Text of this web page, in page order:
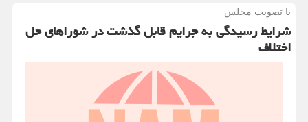
با تصویب مجلس
شرایط رسیدگی به جرایم قابل گذشت در شوراهای حل
اختلاف